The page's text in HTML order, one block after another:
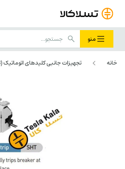
منو
خانه تجهیزات جانبی کلیدهای اتوماتیک (MCCB)